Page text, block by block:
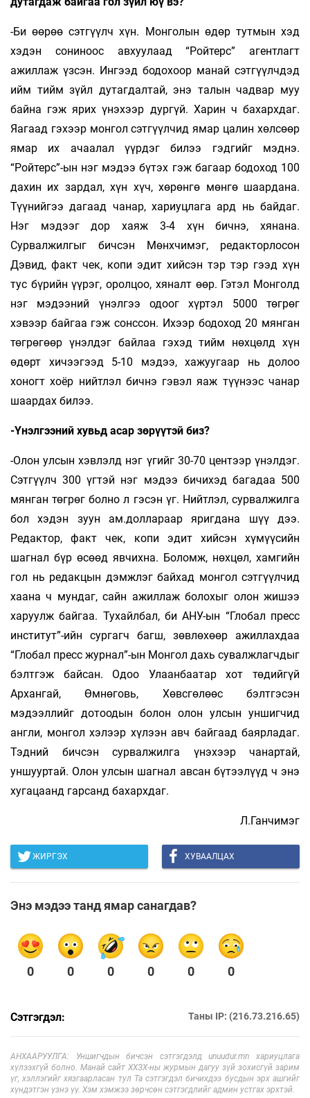
-Би өөрөө сэтгүүлч хүн. Монголын өдөр тутмын хэд
хэдэн сониноос авхуулаад “Ройтерс” агентлагт
ажиллаж үзсэн. Ингээд бодохоор манай сэтгүүлчдэд
ийм тийм зүйл дутагдалтай, энэ талын чадвар муу
байна гэж ярих үнэхээр дургүй. Харин ч бахархдаг.
Яагаад гэхээр монгол сэтгүүлчид ямар цалин хөлсөөр
ямар их ачаалал үүрдэг билээ гэдгийг мэднэ.
“Ройтерс”-ын нэг мэдээ бүтэх гэж багаар бодоход 100
дахин их зардал, хүн хүч, хөрөнгө мөнгө шаардана.
Түүнийгээ дагаад чанар, хариуцлага ард нь байдаг.
Нэг мэдээг дор хаяж 3-4 хүн бичнэ, хянана.
Сурвалжилгыг бичсэн Мөнхчимэг, редакторлосон
Дэвид, факт чек, копи эдит хийсэн тэр тэр гээд хүн
тус бүрийн үүрэг, оролцоо, хяналт өөр. Гэтэл Монголд
нэг мэдээний үнэлгээ одоог хүртэл 5000 төгрөг
хэвээр байгаа гэж сонссон. Ихээр бодоход 20 мянган
төгрөгөөр үнэлдэг байлаа гэхэд тийм нөхцөлд хүн
өдөрт хичээгээд 5-10 мэдээ, хажуугаар нь долоо
хоногт хоёр нийтлэл бичнэ гэвэл яаж түүнээс чанар
шаардах билээ.
-Үнэлгээний хувьд асар зөрүүтэй биз?
-Олон улсын хэвлэлд нэг үгийг 30-70 центээр үнэлдэг.
Сэтгүүлч 300 үгтэй нэг мэдээ бичихэд багадаа 500
мянган төгрөг болно л гэсэн үг. Нийтлэл, сурвалжилга
бол хэдэн зуун ам.доллараар яригдана шүү дээ.
Редактор, факт чек, копи эдит хийсэн хүмүүсийн
шагнал бүр өсөөд явчихна. Боломж, нөхцөл, хамгийн
гол нь редакцын дэмжлэг байхад монгол сэтгүүлчид
хаана ч мундаг, сайн ажиллаж болохыг олон жишээ
харуулж байгаа. Тухайлбал, би АНУ-ын “Глобал пресс
институт”-ийн сургагч багш, зөвлөхөөр ажиллахдаа
“Глобал пресс журнал”-ын Монгол дахь сувалжлагчдыг
бэлтгэж байсан. Одоо Улаанбаатар хот төдийгүй
Архангай, Өмнөговь, Хөвсгөлөөс бэлтгэсэн
мэдээллийг дотоодын болон олон улсын уншигчид
англи, монгол хэлээр хүлээн авч байгаад баярладаг.
Тэдний бичсэн сурвалжилга үнэхээр чанартай,
уншууртай. Олон улсын шагнал авсан бүтээлүүд ч энэ
хугацаанд гарсанд бахархдаг.
Л.Ганчимэг
ЖИРГЭХ ХУВААЛЦАХ
Энэ мэдээ танд ямар санагдав?
0 0 0 0 0 0
Сэтгэгдэл: Таны IP: (216.73.216.65)
АНХААРУУЛГА: Уншигчдын бичсэн сэтгэгдэлд unuudur.mn хариуцлага
хүлээхгүй болно. Манай сайт ХХЗХ-ны журмын дагуу зүй зохисгүй зарим
үг, хэллэгийг хязгаарласан тул Та сэтгэгдэл бичихдээ бусдын эрх ашгийг
хүндэтгэн үзнэ үү. Хэм хэмжээ зөрчсөн сэтгэгдлийг админ устгах эрхтэй.